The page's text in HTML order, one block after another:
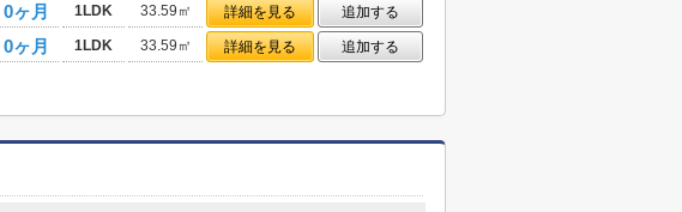
0ヶ月 1LDK 33.59㎡ 詳細を見る
追加する
0ヶ月 1LDK 33.59㎡ 詳細を見る 追加する